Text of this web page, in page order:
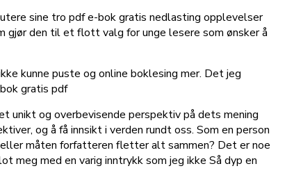
sine tro pdf e-bok gratis nedlasting opplevelser
gjør den til et flott valg for unge lesere som ønsker å
kunne puste og online boklesing mer. Det jeg
gratis pdf
unikt og overbevisende perspektiv på dets mening
og å få innsikt i verden rundt oss. Som en person
måten forfatteren fletter alt sammen? Det er noe
meg med en varig inntrykk som jeg ikke Så dyp en